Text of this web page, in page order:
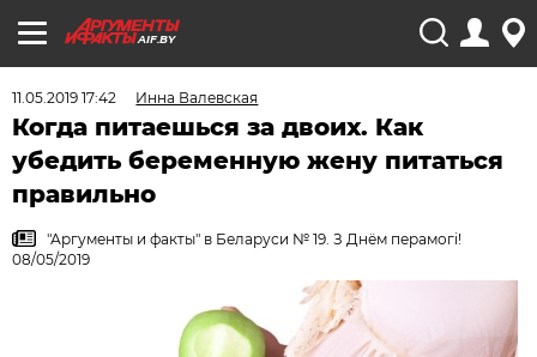
AIF.BY
11.05.2019 17:42 Инна Валевская
Когда питаешься за двоих. Как
убедить беременную жену питаться
правильно
"Аргументы и факты" в Беларуси № 19. З Днём перамогi!
08/05/2019